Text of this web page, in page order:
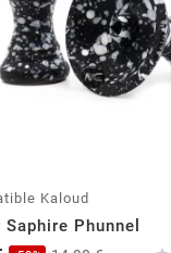
Kaloud
Saphire Phunnel